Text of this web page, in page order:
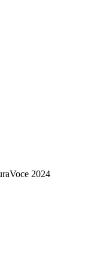
2024